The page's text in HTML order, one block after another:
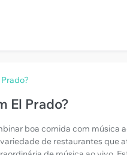
El Prado?
boa comida com música
de restaurantes que